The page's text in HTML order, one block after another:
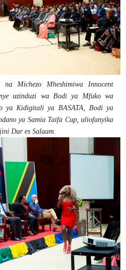
Michezo Mheshimiwa Innocent
uzinduzi wa Bodi ya Mfuko wa
ya Kidigitali ya BASATA, Bodi ya
ya Samia Taifa Cup, uliofanyika
Dar es Salaam.